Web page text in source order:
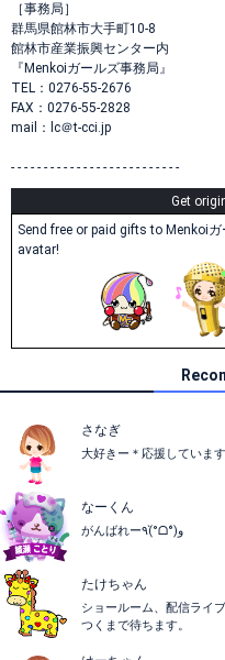
［事務局］
群馬県館林市大手町10-8
館林市産業振興センター内
『Menkoiガールズ事務局』
TEL：0276-55-2676
FAX：0276-55-2828
mail：lc＠t-cci.jp
- - - - - - - - - - - - - - - - - - - - - - - - - -
Get
Send free or paid gifts to Menkoi
avatar!
さなぎ
大好きー＊応援していま
なーくん
がんばれー٩(°̀ᗝ°́)و
たけちゃん
ショールーム、配信ライ
つくまで待ちます。